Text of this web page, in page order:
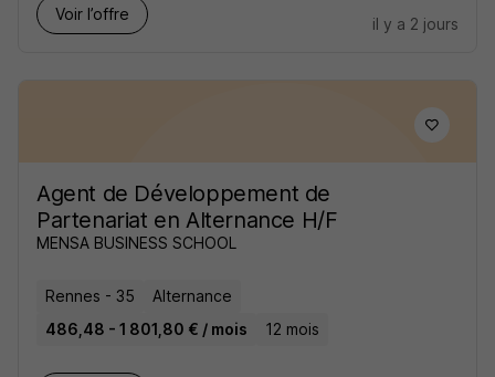
Voir l’offre
il y a 2 jours
Agent de Développement de
Partenariat en Alternance H/F
MENSA BUSINESS SCHOOL
Rennes - 35
Alternance
486,48 - 1 801,80 € / mois
12 mois